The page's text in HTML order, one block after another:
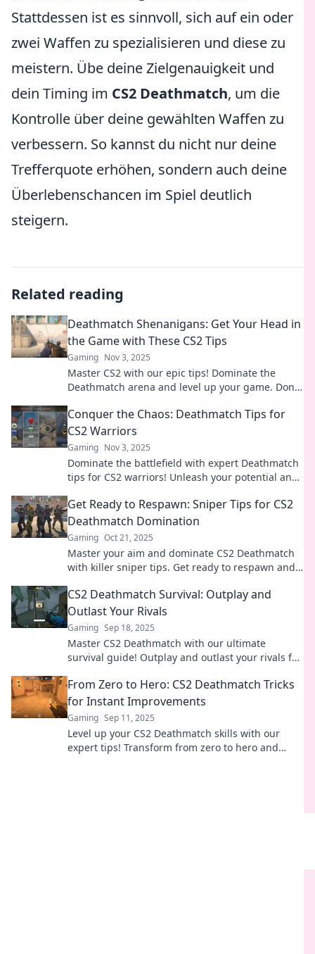
Stattdessen ist es sinnvoll, sich auf ein oder
zwei Waffen zu spezialisieren und diese zu
meistern. Übe deine Zielgenauigkeit und
dein Timing im CS2 Deathmatch, um die
Kontrolle über deine gewählten Waffen zu
verbessern. So kannst du nicht nur deine
Trefferquote erhöhen, sondern auch deine
Überlebenschancen im Spiel deutlich
steigern.
Related reading
Deathmatch Shenanigans: Get Your Head in
the Game with These CS2 Tips
Gaming Nov 3, 2025
Master CS2 with our epic tips! Dominate the
Deathmatch arena and level up your game. Don't
Conquer the Chaos: Deathmatch Tips for
CS2 Warriors
Gaming Nov 3, 2025
Dominate the battlefield with expert Deathmatch
tips for CS2 warriors! Unleash your potential and
Get Ready to Respawn: Sniper Tips for CS2
Deathmatch Domination
Gaming Oct 21, 2025
Master your aim and dominate CS2 Deathmatch
with killer sniper tips. Get ready to respawn and
CS2 Deathmatch Survival: Outplay and
Outlast Your Rivals
Gaming Sep 18, 2025
Master CS2 Deathmatch with our ultimate
survival guide! Outplay and outlast your rivals for
From Zero to Hero: CS2 Deathmatch Tricks
for Instant Improvements
Gaming Sep 11, 2025
Level up your CS2 Deathmatch skills with our
expert tips! Transform from zero to hero and